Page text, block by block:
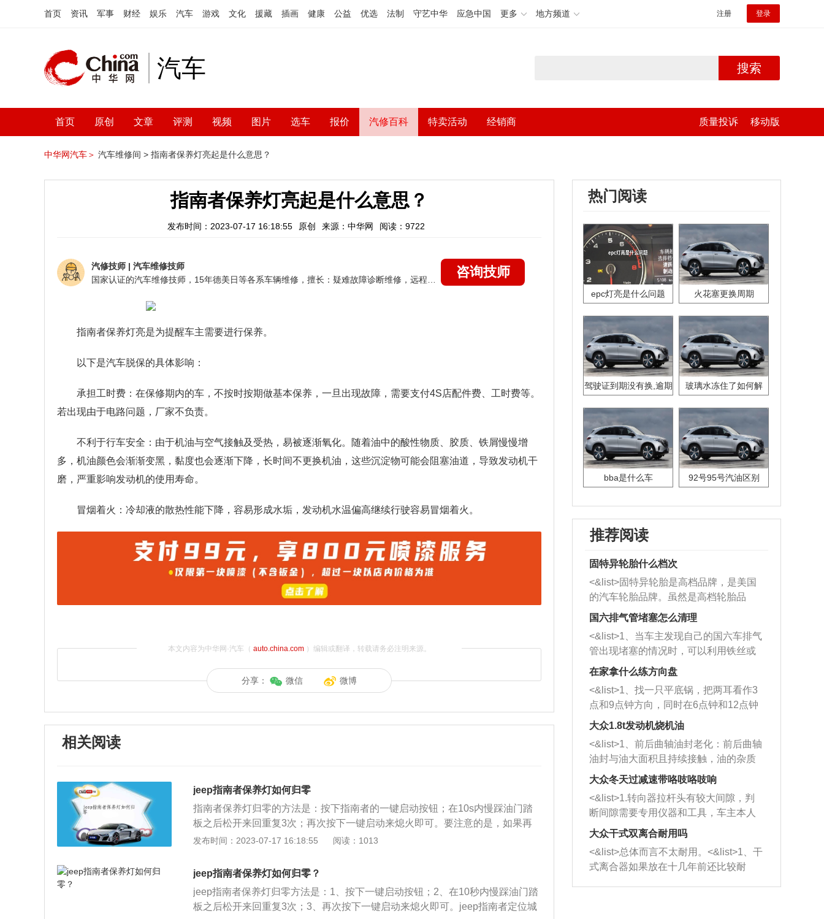
首页 资讯 军事 财经 娱乐 汽车 游戏 文化 援藏 插画 健康 公益 优选 法制 守艺中华 应急中国 更多 地方频道 注册 登录
汽车 搜索
首页 原创 文章 评测 视频 图片 选车 报价 汽修百科 特卖活动 经销商 质量投诉 移动版
中华网汽车＞ 汽车维修间 > 指南者保养灯亮起是什么意思？
指南者保养灯亮起是什么意思？
发布时间：2023-07-17 16:18:55 原创 来源：中华网 阅读：9722
汽修技师 | 汽车维修技师
咨询技师
指南者保养灯亮是为提醒车主需要进行保养。
以下是汽车脱保的具体影响：
承担工时费：在保修期内的车，不按时按期做基本保养，一旦出现故障，需要支付4S店配件费、工时费等。
若出现由于电路问题，厂家不负责。
不利于行车安全：由于机油与空气接触及受热，易被逐渐氧化。随着油中的酸性物质、胶质、铁屑慢慢增
多，机油颜色会渐渐变黑，黏度也会逐渐下降，长时间不更换机油，这些沉淀物可能会阻塞油道，导致发动机干
磨，严重影响发动机的使用寿命。
冒烟着火：冷却液的散热性能下降，容易形成水垢，发动机水温偏高继续行驶容易冒烟着火。
本文内容为中华网·汽车（ auto.china.com）编辑或翻译，转载请务必注明来源。
分享： 微信 微博
相关阅读
jeep指南者保养灯如何归零
指南者保养灯归零的方法是：按下指南者的一键启动按钮；在10s内慢踩油门踏
板之后松开来回重复3次；再次按下一键启动来熄火即可。要注意的是，如果再
次启动指南者时，仪表盘显示Changeoil或Oilchangerequired这些英文的话，就
里程后，保养灯会亮起，这是汽车的保养提醒，表示该对汽车进行保养了。保养
结束后，保养人员会用电脑检测仪将保养灯归零，然后保养提醒会重新记录行驶
里程，到下一个保养公里时会再次提示。当然，如果维修人员忘记归零，也可以
按照上述操作自行归零。很多人问，维修灯不能不归零吗。可以，不会影响汽车
发布时间：2023-07-17 16:18:55 阅读：1013
jeep指南者保养灯如何归零？
jeep指南者保养灯归零方法是：1、按下一键启动按钮；2、在10秒内慢踩油门踏
板之后松开来回重复3次；3、再次按下一键启动来熄火即可。jeep指南者定位城
热门阅读
epc灯亮是什么问题 火花塞更换周期
驾驶证到期没有换,逾期
玻璃水冻住了如何解
bba是什么车 92号95号汽油区别
推荐阅读
固特异轮胎什么档次
<&list>固特异轮胎是高档品牌，是美国
的汽车轮胎品牌。虽然是高档轮胎品
牌，但是中高低端的轮胎都有生产，这
也是为了更好的开拓市场。
国六排气管堵塞怎么清理
<&list>1、当车主发现自己的国六车排气
管出现堵塞的情况时，可以利用铁丝或
者是细棍，直接将杂物给取出来，如果
堵塞情况比较严重，也可以采取应急措
施。 <&list>2、直接利用木棍将所有的
杂物推到排气管里面的位置处，然后将
三元催化器拆解开，就可以将堵塞的东
西取出来。但如果是因为积碳过多引起
的堵塞，就需要将三元催化器泡在草酸
洗剂对堵塞的情况得到解决，将清洗剂
放在燃油箱中，与燃油混合后，车辆启
动时，就可以和汽油一起进入到燃烧
室，最后形成废气排出，就可以让三元
催化器得到清洗，排气管堵塞的情况就
能够得到解决。
在家拿什么练方向盘
<&list>1、找一只平底锅，把两耳看作3
点和9点钟方向，同时在6点钟和12点钟
方向做一个标记。 <&list>2、双手握住
一圈半的练习，往右同样也要打相同的
圈数。 <&list>3、最后强调要反复练
习，这样就可以形成肌肉记忆，在真实
驾驶车辆时，不需要记忆也能打好方
向。
大众1.8t发动机烧机油
<&list>1、前后曲轴油封老化：前后曲轴
油封与油大面积且持续接触，油的杂质
和发动机内持续温度变化使其密封效果
逐渐减弱，导致渗油或漏油。<&list>2、
活塞间隙过大：积碳会使活塞环与缸体
的间隙扩大，导致机油流入燃烧室中，
造成烧机油。<&list>3、机油粘度。使用
机油粘度过小的话，同样会有烧机油现
象，机油粘度过小具有很好的流动性，
大众冬天过减速带咯吱咯吱响
<&list>1.转向器拉杆头有较大间隙，判
断间隙需要专用仪器和工具，车主本人
无法制作，需要将车辆送到修理厂或4s
店；<&list>2.车辆半轴套管防尘罩破
裂，破裂后会出现漏油现象，使半轴磨
损严重，磨损的半轴容易损坏，产生异
响；<&list>3.稳定器的转向胶套和球头
大众干式双离合耐用吗
<&list>总体而言不太耐用。<&list>1、干
式离合器如果放在十几年前还比较耐